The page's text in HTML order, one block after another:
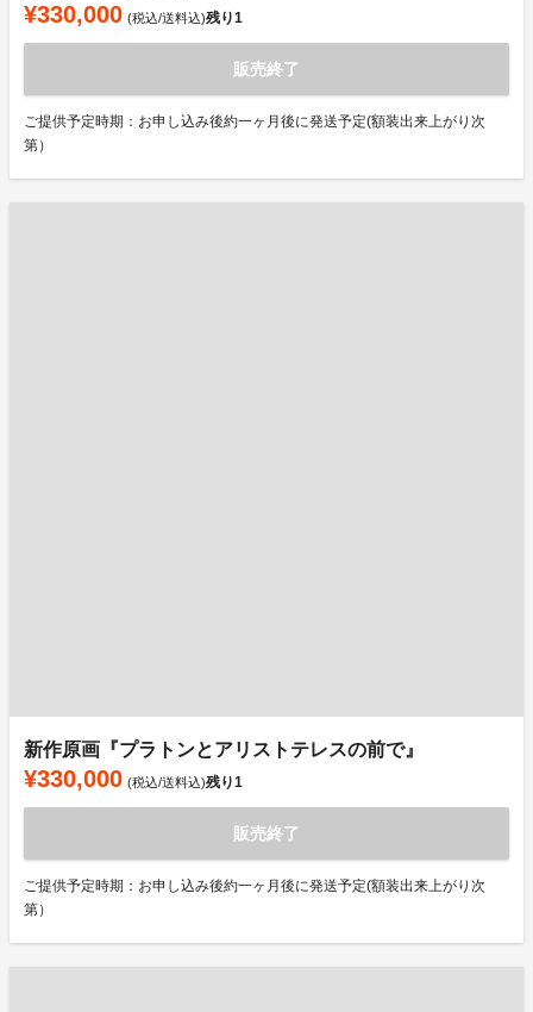
¥330,000 (税込/送料込)残り1
販売終了
ご提供予定時期：お申し込み後約一ヶ月後に発送予定(額装出来上がり次
第）
新作原画『プラトンとアリストテレスの前で』
¥330,000 (税込/送料込)残り1
販売終了
ご提供予定時期：お申し込み後約一ヶ月後に発送予定(額装出来上がり次
第）